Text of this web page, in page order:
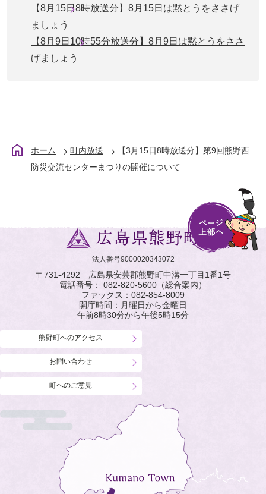
【8月15日8時放送分】8月15日は黙とうをささげ
ましょう
【8月9日10時55分放送分】8月9日は黙とうをささ
げましょう
ホーム 町内放送
【3月15日8時放送分】第9回熊野西
防災交流センターまつりの開催について
法人番号9000020343072
〒731-4292 広島県安芸郡熊野町中溝一丁目1番1号
電話番号： 082-820-5600 （総合案内）
ファックス： 082-854-8009
開庁時間：月曜日から金曜日
午前8時30分から午後5時15分
熊野町へのアクセス
お問い合わせ
町へのご意見